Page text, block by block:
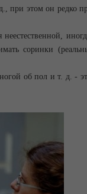
при этом он редко
неестественной,
соринки
об пол и т. д. -